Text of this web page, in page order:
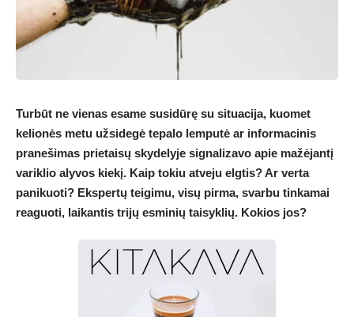
Turbūt ne vienas esame susidūrę su situacija, kuomet
kelionės metu užsidegė tepalo lemputė ar informacinis
pranešimas prietaisų skydelyje signalizavo apie mažėjantį
variklio alyvos kiekį. Kaip tokiu atveju elgtis? Ar verta
panikuoti? Ekspertų teigimu, visų pirma, svarbu tinkamai
reaguoti, laikantis trijų esminių taisyklių. Kokios jos?